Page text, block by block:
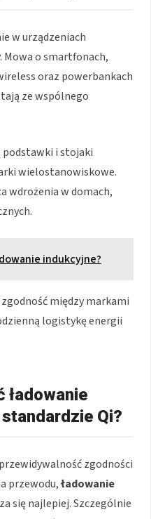
w urządzeniach
o smartfonach,
oraz powerbankach
ze wspólnego
podstawki i stojaki
wielostanowiskowe.
wdrożenia w domach,
indukcyjne?
między markami
logistykę energii
ładowanie
Qi?
zgodności
przewodu,ładowanie
się najlepiej. Szczególnie